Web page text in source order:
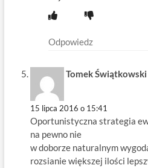
Odpowiedz
Tomek Świątkowski
15 lipca 2016 o 15:41
Oportunistyczna strategia
na pewno nie
w doborze naturalnym
rozsianie większej ilości